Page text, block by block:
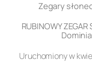
Zegary
RUBINOWY
Uruchomiony w